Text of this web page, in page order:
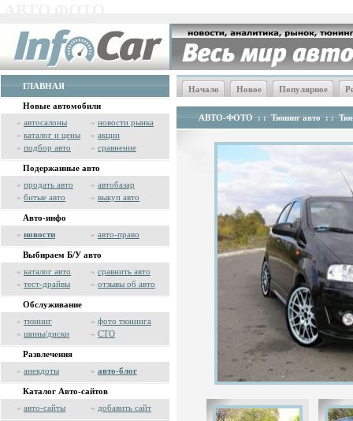
ГЛАВНАЯ
Новые автомобили
» автосалоны » новости рынка
» каталог и цены » акции
» подбор авто » сравнение
Подержанные авто
» продать авто » автобазар
» битые авто » выкуп авто
Авто-инфо
» новости » авто-право
Выбираем Б/У авто
» каталог авто » сравнить авто
» тест-драйвы » отзывы об авто
Обслуживание
» тюнинг » фото тюнинга
» шины/диски » СТО
Развлечения
» анекдоты » авто-блог
Каталог Авто-сайтов
» авто-сайты » добавить сайт
Начало Новое Популярное
АВТО-ФОТО : : Тюнинг авто : :